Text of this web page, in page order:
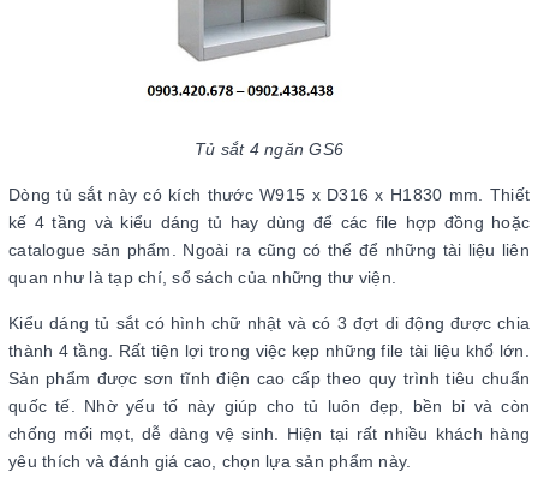
Tủ sắt 4 ngăn GS6
Dòng tủ sắt này có kích thước W915 x D316 x H1830 mm. Thiết
kế 4 tầng và kiểu dáng tủ hay dùng để các file hợp đồng hoặc
catalogue sản phẩm. Ngoài ra cũng có thể để những tài liệu liên
quan như là tạp chí, sổ sách của những thư viện.
Kiểu dáng tủ sắt có hình chữ nhật và có 3 đợt di động được chia
thành 4 tầng. Rất tiện lợi trong việc kẹp những file tài liệu khổ lớn.
Sản phẩm được sơn tĩnh điện cao cấp theo quy trình tiêu chuẩn
quốc tế. Nhờ yếu tố này giúp cho tủ luôn đẹp, bền bỉ và còn
chống mối mọt, dễ dàng vệ sinh. Hiện tại rất nhiều khách hàng
yêu thích và đánh giá cao, chọn lựa sản phẩm này.